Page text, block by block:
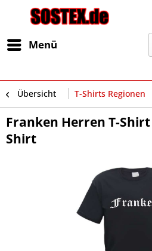
Menü
Übersicht T-Shirts Regionen
Franken Herren T-
Shirt